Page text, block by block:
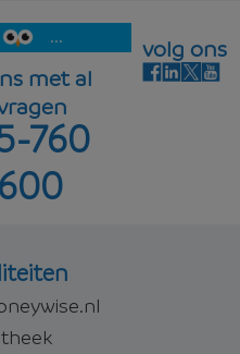
...
met al
760
volg ons